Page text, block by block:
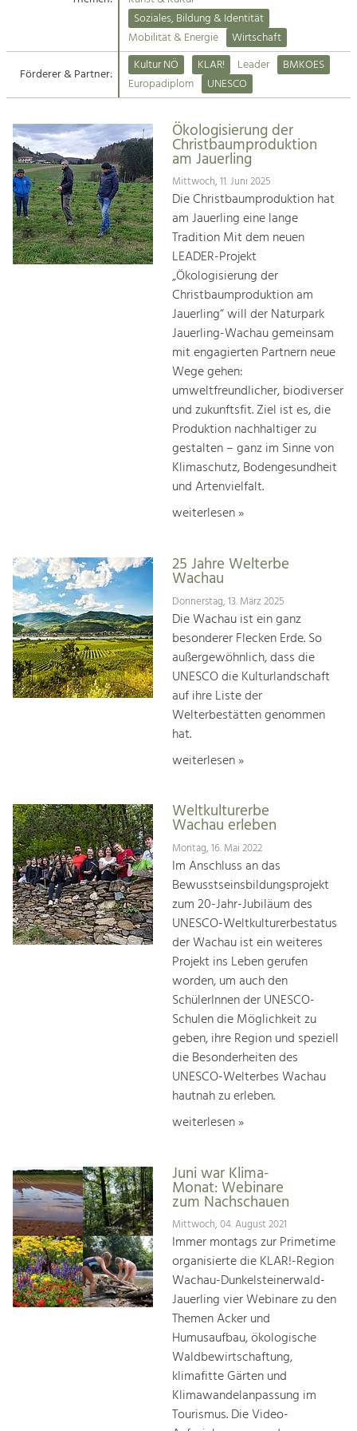
Suche
Impressum
Kontakt
Angebotsentwicklung und
Handwerk, Wissenschaft und Forschung.
Soziales, Bildung &
Identität
Gleichberechtigung, Jugend und
Integration
Mobilität & Energie
Klimawandel, öffentlicher Verkehr und
Steigerung regionaler Wertschöpfung
Soziales, Bildung & Identität
Mobilität & Energie
Wirtschaft
Förderer & Partner:
Kultur NÖ KLAR! Leader
BMKOES
Europadiplom
UNESCO
Ökologisierung der
Christbaumproduktion
am Jauerling
Mittwoch, 11. Juni 2025
Die Christbaumproduktion hat
am Jauerling eine lange
Tradition Mit dem neuen
LEADER-Projekt
„Ökologisierung der
Christbaumproduktion am
Jauerling“ will der Naturpark
Jauerling-Wachau gemeinsam
mit engagierten Partnern neue
Wege gehen:
umweltfreundlicher, biodiverser
und zukunftsfit. Ziel ist es, die
Produktion nachhaltiger zu
gestalten – ganz im Sinne von
Klimaschutz, Bodengesundheit
und Artenvielfalt.
weiterlesen »
25 Jahre Welterbe
Wachau
Donnerstag, 13. März 2025
Die Wachau ist ein ganz
besonderer Flecken Erde. So
außergewöhnlich, dass die
UNESCO die Kulturlandschaft
auf ihre Liste der
Welterbestätten genommen
hat.
weiterlesen »
Weltkulturerbe
Wachau erleben
Montag, 16. Mai 2022
Im Anschluss an das
Bewusstseinsbildungsprojekt
zum 20-Jahr-Jubiläum des
UNESCO-Weltkulturerbestatus
der Wachau ist ein weiteres
Projekt ins Leben gerufen
worden, um auch den
SchülerInnen der UNESCO-
Schulen die Möglichkeit zu
geben, ihre Region und speziell
die Besonderheiten des
UNESCO-Welterbes Wachau
hautnah zu erleben.
weiterlesen »
Juni war Klima-
Monat: Webinare
zum Nachschauen
Mittwoch, 04. August 2021
Immer montags zur Primetime
organisierte die KLAR!-Region
Wachau-Dunkelsteinerwald-
Jauerling vier Webinare zu den
Themen Acker und
Humusaufbau, ökologische
Waldbewirtschaftung,
klimafitte Gärten und
Klimawandelanpassung im
Tourismus. Die Video-